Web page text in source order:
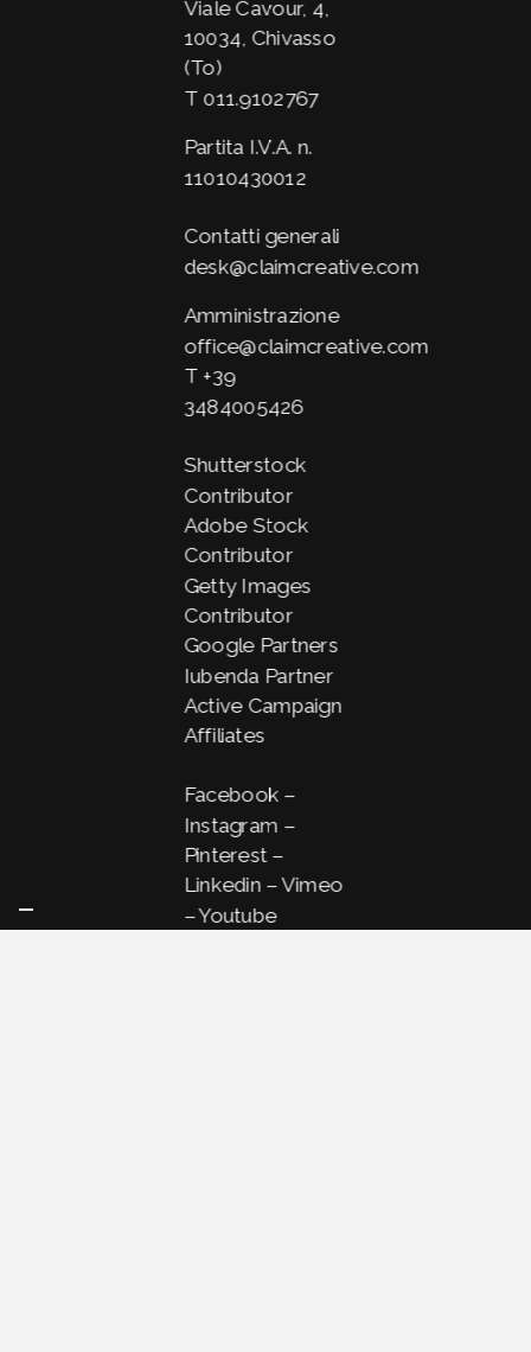
Viale Cavour, 4,
10034, Chivasso
(To)
T 011.9102767
Partita I.V.A. n.
11010430012
Contatti generali
desk@claimcreative.com
Amministrazione
office@claimcreative.com
T+39
3484005426
Shutterstock
Contributor
Adobe Stock
Contributor
Getty Images
Contributor
Google Partners
Iubenda Partner
Active Campaign
Affiliates
Facebook –
Instagram –
Pinterest –
Linkedin –Vimeo
–Youtube